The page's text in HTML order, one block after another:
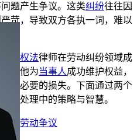
题产生争议。这类纠纷往往因
苛，导致双方各执一词，难以
杨 权法律师在劳动纠纷领域成
中，他为当事人成功维护权益，
不必要的损失。下面通过两个
纷处理中的策略与智慧。
决 劳动争议